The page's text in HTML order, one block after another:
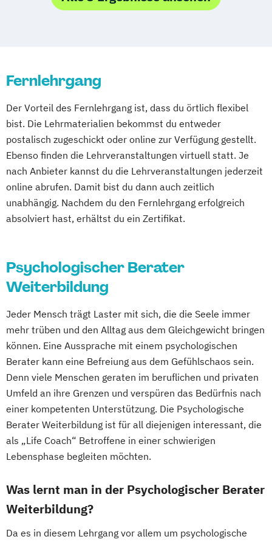
NLP Tools in der psychologischen
Paarberater/ -in
Paarberater/-in + Systemische/r Berater/-
in
Psychologische/r Berater/-in
Psychologische/r Berater/-in Fachrichtung
"Burnout-Prävention"
Psychologische/r Berater/-in Fachrichtung
"Systemische Beratung"
Psychologische/r Berater/-in mit
Traumafachberater/-in
Fernlehrgang
Der Vorteil des Fernlehrgang ist, dass du örtlich flexibel
bist. Die Lehrmaterialien bekommst du entweder
postalisch zugeschickt oder online zur Verfügung gestellt.
Ebenso finden die Lehrveranstaltungen virtuell statt. Je
nach Anbieter kannst du die Lehrveranstaltungen jederzeit
online abrufen. Damit bist du dann auch zeitlich
unabhängig. Nachdem du den Fernlehrgang erfolgreich
absolviert hast, erhältst du ein Zertifikat.
Psychologischer Berater
Weiterbildung
Jeder Mensch trägt Laster mit sich, die die Seele immer
mehr trüben und den Alltag aus dem Gleichgewicht bringen
können. Eine Aussprache mit einem psychologischen
Berater kann eine Befreiung aus dem Gefühlschaos sein.
Denn viele Menschen geraten im beruflichen und privaten
Umfeld an ihre Grenzen und verspüren das Bedürfnis nach
einer kompetenten Unterstützung. Die Psychologische
Berater Weiterbildung ist für all diejenigen interessant, die
als „Life Coach“ Betroffene in einer schwierigen
Lebensphase begleiten möchten.
Was lernt man in der Psychologischer Berater
Weiterbildung?
Da es in diesem Lehrgang vor allem um psychologische